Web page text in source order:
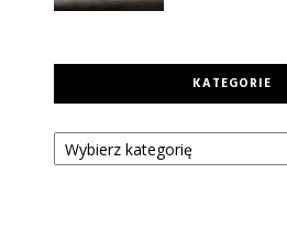
KATEGORIE
Kategorie